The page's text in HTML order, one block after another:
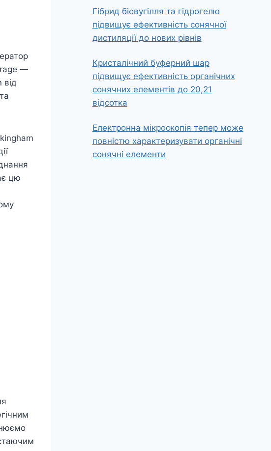
—
від
цю
Гібрид біовугілля та гідрогелю
підвищує ефективність сонячної
дистиляції до нових рівнів
Кристалічний буферний шар
підвищує ефективність органічних
сонячних елементів до 20,21
відсотка
Електронна мікроскопія тепер може
повністю характеризувати органічні
сонячні елементи